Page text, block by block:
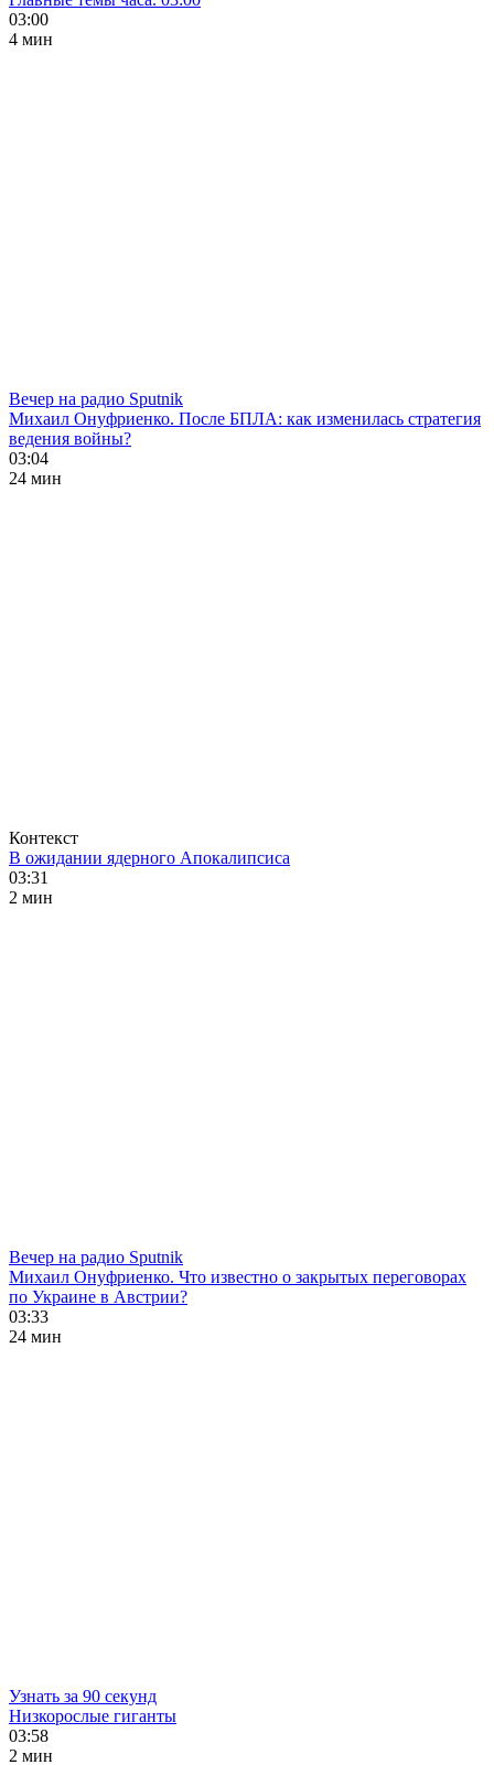
03:00
4 мин
Вечер на радио Sputnik
Михаил Онуфриенко. После БПЛА: как изменилась стратегия
ведения войны?
03:04
24 мин
Контекст
В ожидании ядерного Апокалипсиса
03:31
2 мин
Вечер на радио Sputnik
Михаил Онуфриенко. Что известно о закрытых переговорах
по Украине в Австрии?
03:33
24 мин
Узнать за 90 секунд
Низкорослые гиганты
03:58
2 мин